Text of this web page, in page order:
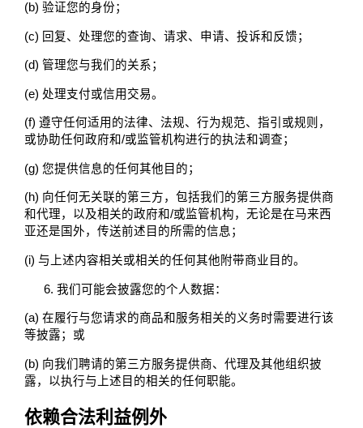
(b) 验证您的身份；
(c) 回复、处理您的查询、请求、申请、投诉和反馈；
(d) 管理您与我们的关系；
(e) 处理支付或信用交易。
(f) 遵守任何适用的法律、法规、行为规范、指引或规则，
或协助任何政府和/或监管机构进行的执法和调查；
(g) 您提供信息的任何其他目的；
(h) 向任何无关联的第三方，包括我们的第三方服务提供商
和代理，以及相关的政府和/或监管机构，无论是在马来西
亚还是国外，传送前述目的所需的信息；
(i) 与上述内容相关或相关的任何其他附带商业目的。
我们可能会披露您的个人数据：
(a) 在履行与您请求的商品和服务相关的义务时需要进行该
等披露；或
(b) 向我们聘请的第三方服务提供商、代理及其他组织披
露，以执行与上述目的相关的任何职能。
依赖合法利益例外